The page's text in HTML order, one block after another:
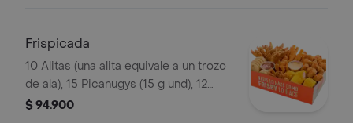
Frispicada
10 Alitas (una alita equivale a un trozo
de ala), 15 Picanugys (15 g und), 12
tornados de pollo (12 g und), 15
$ 94.900